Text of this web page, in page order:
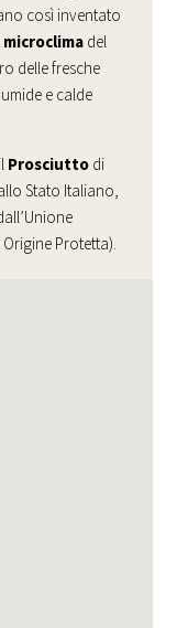
così inventato
microclima del
delle fresche
e calde
Prosciutto di
Stato Italiano,
Protetta).